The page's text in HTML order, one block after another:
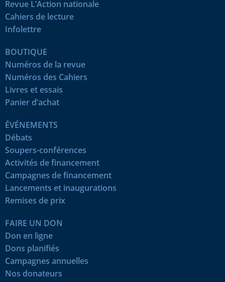
Revue L’Action nationale
Cahiers de lecture
Infolettre
BOUTIQUE
Numéros de la revue
Numéros des Cahiers
Livres et essais
Panier d’achat
ÉVÉNEMENTS
Débats
Soupers-conférences
Activités de financement
Campagnes de financement
Lancements et inaugurations
Remises de prix
FAIRE UN DON
Don en ligne
Dons planifiés
Campagnes annuelles
Nos donateurs